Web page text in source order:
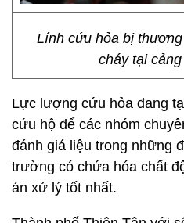
Lính cứu hỏa bị
cháy tại
Lực lượng cứu hỏa đang
cứu hộ để các nhóm
đánh giá liệu trong những
trường có chứa hóa chất
án xử lý tốt nhất.